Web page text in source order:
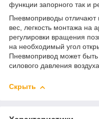
функции запорного так и
Пневмоприводы
вес, легкость монтажа на
регулировки вращения
на необходимый угол
Пневмопривод может
силового давления
Скрыть